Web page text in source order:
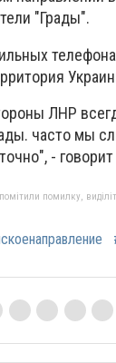
"Грады".
ЛНР
часто мы
-
помилку,